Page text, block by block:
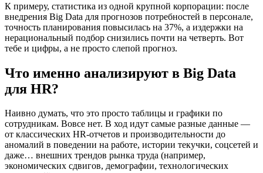
К примеру, статистика из одной крупной корпорации: после
внедрения Big Data для прогнозов потребностей в персонале,
точность планирования повысилась на 37%, а издержки на
нерациональный подбор снизились почти на четверть. Вот
тебе и цифры, а не просто слепой прогноз.
Что именно анализируют в Big Data
для HR?
Наивно думать, что это просто таблицы и графики по
сотрудникам. Вовсе нет. В ход идут самые разные данные —
от классических HR-отчетов и производительности до
аномалий в поведении на работе, истории текучки, соцсетей и
даже… внешних трендов рынка труда (например,
экономических сдвигов, демографии, технологических